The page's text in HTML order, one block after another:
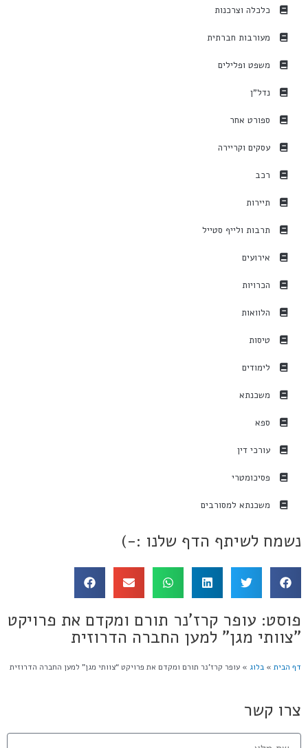
כלכלה וצרכנות
מעורבות חברתית
משפט ופלילים
נדל"ן
ספורט אחר
עסקים וקריירה
רכב
תיירות
תרבות ולייף סטייל
אירועים
הכרויות
הלוואות
טיסות
לימודים
משכנתא
ספא
עורכי דין
פסיכומטרי
משכנתא למסורבים
נשמח לשיתף הדף שלנו :-)
פוסט: עופר קרז'נר תורם ומקדם את פרויקט
"צוותי מגן" למען החברה הדרוזית
דף הבית » בלוג » עופר קרז’נר תורם ומקדם את פרויקט “צוותי מגן” למען החברה הדרוזית
צרו קשר